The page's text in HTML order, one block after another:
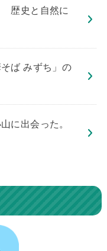
歴史と自然に
ば みずち」の
に出会った。